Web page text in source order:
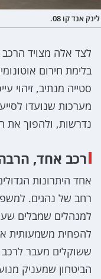
לינק אנד קו 08.
לצד אלה מצויד
בלימת חירום
מערכות שנועדו
נדרשות, ולהפוך את
רכב אחד,
רחב של נהגים.
למנהלים שמבלים
להפחית משמעותית
ששוקלים מעבר לרכב
הביטחון שמעניק